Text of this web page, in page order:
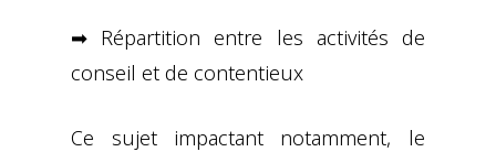
➡ Répartition entre les activités de
conseil et de contentieux
Ce sujet impactant notamment, le